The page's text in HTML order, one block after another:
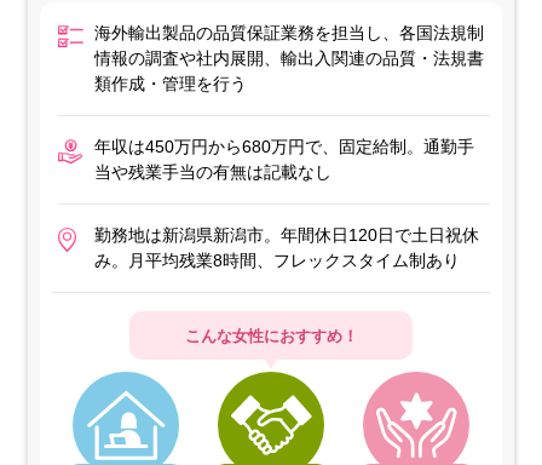
海外輸出製品の品質保証業務を担当し、各国法規制
情報の調査や社内展開、輸出入関連の品質・法規書
類作成・管理を行う
年収は450万円から680万円で、固定給制。通勤手
当や残業手当の有無は記載なし
勤務地は新潟県新潟市。年間休日120日で土日祝休
み。月平均残業8時間、フレックスタイム制あり
こんな女性におすすめ！